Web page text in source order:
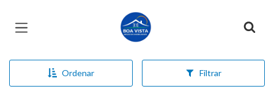
Página inicial
Ordenar Filtrar